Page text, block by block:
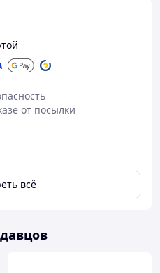
от посылки
всё